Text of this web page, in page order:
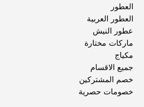
العطور
العطور العربية
عطور النيش
ماركات مختارة
مكياج
جميع الاقسام
خصم المشتركين
خصومات حصرية